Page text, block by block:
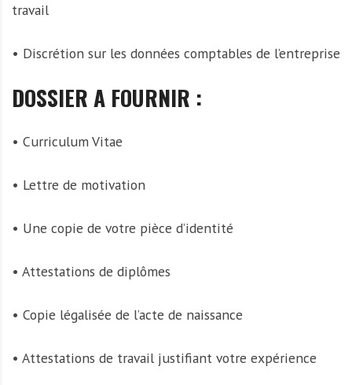
travail
• Discrétion sur les données comptables de l’entreprise
DOSSIER A FOURNIR :
• Curriculum Vitae
• Lettre de motivation
• Une copie de votre pièce d’identité
• Attestations de diplômes
• Copie légalisée de l’acte de naissance
• Attestations de travail justifiant votre expérience